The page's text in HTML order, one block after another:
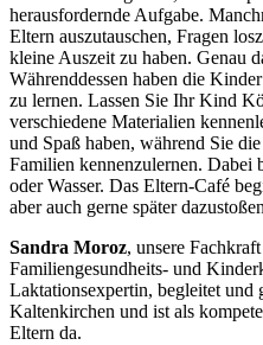
herausfordernde Aufgabe.
Eltern auszutauschen, Fragen
kleine Auszeit zu haben. Genau
Währenddessen haben die
zu lernen. Lassen Sie Ihr Kind
verschiedene Materialien
und Spaß haben, während Sie
Familien kennenzulernen. Dabei
oder Wasser. Das Eltern-Café
aber auch gerne später
Sandra Moroz, unsere
Familiengesundheits- und
Laktationsexpertin, begleitet und
Kaltenkirchen und ist als
Eltern da.